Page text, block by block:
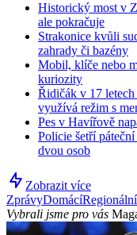
Historický most v
ale pokračuje
Strakonice kvůli
zahrady či bazény
Mobil, klíče nebo
kuriozity
Řidičák v 17
využívá režim s
Pes v Havířově
Policie šetří
dvou osob
Zobrazit více
ZprávyDomácíRegionální
Vybrali jsme pro vás